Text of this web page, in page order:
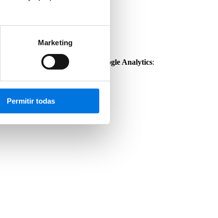
Marketing
Permitir todas
en el caso de Google Analytics: